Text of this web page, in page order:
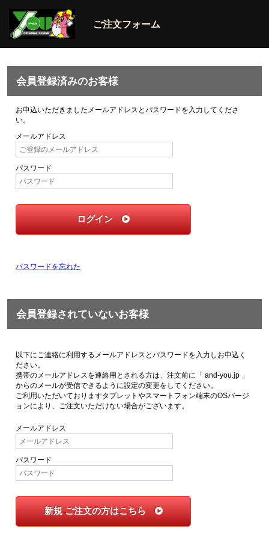
ご注文フォーム
会員登録済みのお客様
お申込いただきましたメールアドレスとパスワードを入力してくださ
い。
メールアドレス
パスワード
ログイン
パスワードを忘れた
会員登録されていないお客様
以下にご連絡に利用するメールアドレスとパスワードを入力しお申込く
ださい。
携帯のメールアドレスを連絡用とされる方は、注文前に「 and-you.jp 」
からのメールが受信できるように設定の変更をしてください。
ご利用いただいておりますタブレットやスマートフォン端末のOSバージ
ョンにより、ご注文いただけない場合がございます。
メールアドレス
パスワード
新規 ご注文の方はこちら